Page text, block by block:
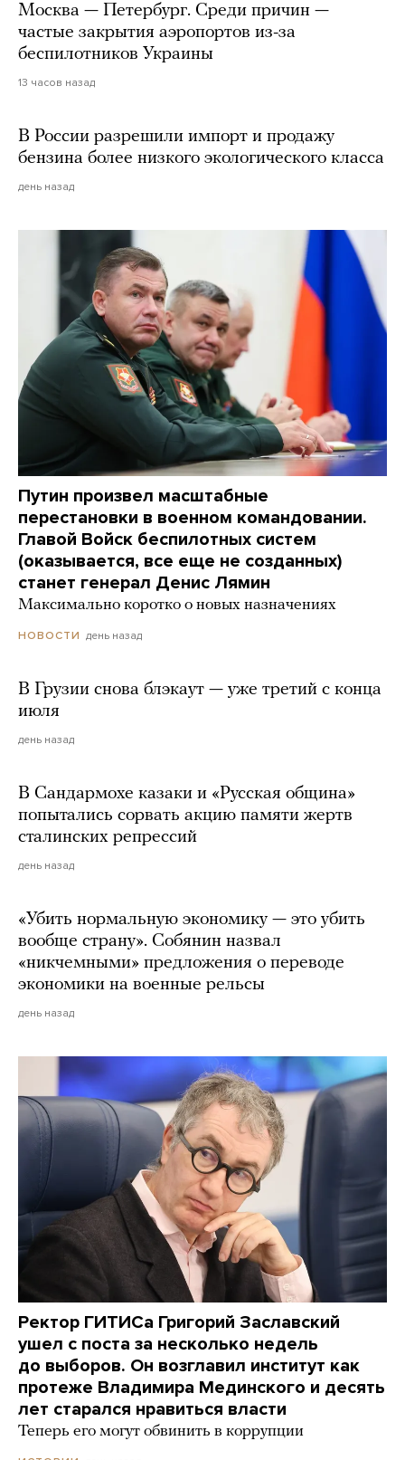
Москва — Петербург. Среди причин —
частые закрытия аэропортов из-за
беспилотников Украины
13 часов назад
В России разрешили импорт и продажу
бензина более низкого экологического класса
день назад
Путин произвел масштабные
перестановки в военном командовании.
Главой Войск беспилотных систем
(оказывается, все еще не созданных)
станет генерал Денис Лямин
Максимально коротко о новых назначениях
НОВОСТИ день назад
В Грузии снова блэкаут — уже третий с конца
июля
день назад
В Сандармохе казаки и «Русская община»
попытались сорвать акцию памяти жертв
сталинских репрессий
день назад
«Убить нормальную экономику — это убить
вообще страну». Собянин назвал
«никчемными» предложения о переводе
экономики на военные рельсы
день назад
Ректор ГИТИСа Григорий Заславский
ушел с поста за несколько недель
до выборов. Он возглавил институт как
протеже Владимира Мединского и десять
лет старался нравиться власти
Теперь его могут обвинить в коррупции